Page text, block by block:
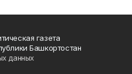
газета
Башкортостан
данных